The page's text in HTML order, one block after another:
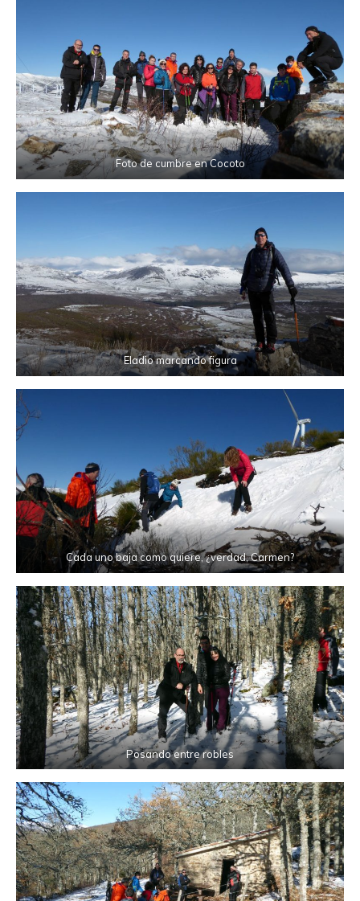
Foto de cumbre en Cocoto
Eladio marcando figura
Cada uno baja como quiere, ¿verdad, Carmen?
Posando entre robles